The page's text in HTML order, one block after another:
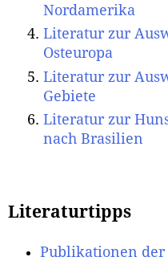
Nordamerika
Literatur zur
Osteuropa
Literatur zur
Gebiete
Literatur zur
nach Brasilien
Literaturtipps
Publikationen